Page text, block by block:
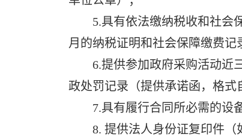
5.具有依法缴纳税收和社会保
月的纳税证明和社会保障缴费记
6.提供参加政府采购活动近三
政处罚记录（提供承诺函，格式
7.具有履行合同所必需的设备
8. 提供法人身份证复印件（